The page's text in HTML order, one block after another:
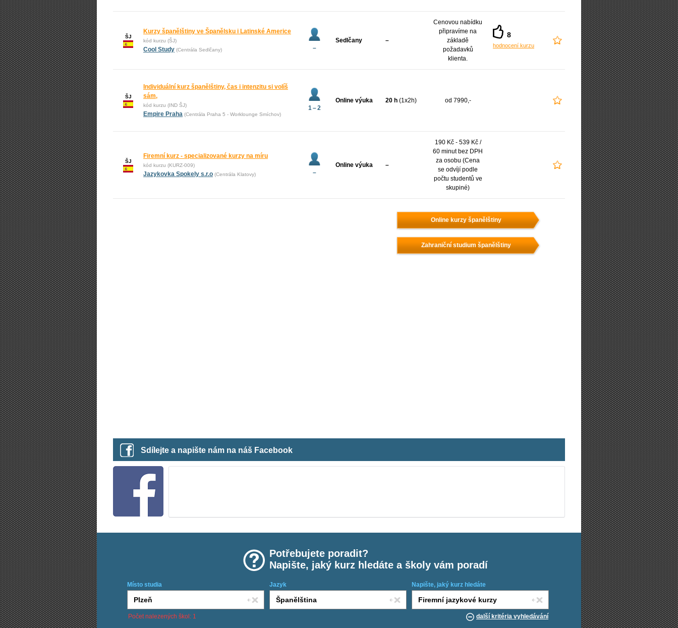
ŠJ
Kurzy španělštiny ve Španělsku i Latinské Americe
kód kurzu (ŠJ)
Cool Study (Centrála Sedlčany) –
Sedlčany –
Cenovou nabídku
připravíme na
základě
požadavků
klienta.
8
hodnocení kurzu
ŠJ
Individuální kurz španělštiny, čas i intenzitu si volíš
sám,
kód kurzu (IND ŠJ)
Empire Praha (Centrála Praha 5 - Worklounge Smíchov)
1 – 2
Online výuka 20 h (1x2h) od 7990,-
ŠJ
Firemní kurz - specializované kurzy na míru
kód kurzu (KURZ-009)
Jazykovka Spokely s.r.o (Centrála Klatovy) –
Online výuka –
190 Kč - 539 Kč /
60 minut bez DPH
za osobu (Cena
se odvíjí podle
počtu studentů ve
skupiné)
Online kurzy španělštiny
Zahraniční studium španělštiny
Sdílejte a napište nám na náš Facebook
Potřebujete poradit?
Napište, jaký kurz hledáte a školy vám poradí
Místo studia Jazyk Napište, jaký kurz hledáte
Počet nalezených škol: 1 další kritéria vyhledávání